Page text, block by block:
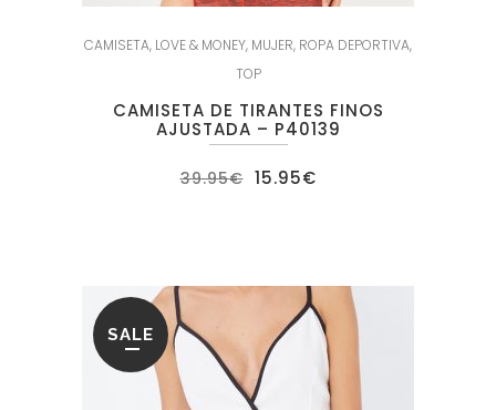
CAMISETA, LOVE & MONEY, MUJER, ROPA DEPORTIVA,
TOP
CAMISETA DE TIRANTES FINOS
AJUSTADA – P40139
39.95€ El
precio
15.95€El
SALE